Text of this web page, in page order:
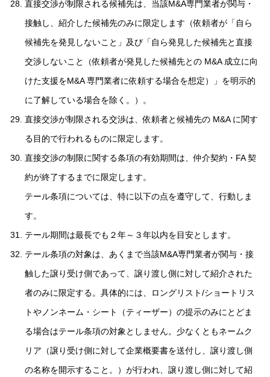
直接交渉が制限される候補先は、当該M&A専門業者が関与・
接触し、紹介した候補先のみに限定します（依頼者が「自ら
候補先を発見しないこと」及び「自ら発見した候補先と直接
交渉しないこと（依頼者が発見した候補先との M&A 成立に向
けた支援をM&A 専門業者に依頼する場合を想定）」を明示的
に了解している場合を除く。）。
直接交渉が制限される交渉は、依頼者と候補先の M&A に関す
る目的で行われるものに限定します。
直接交渉の制限に関する条項の有効期間は、仲介契約・FA 契
約が終了するまでに限定します。
テール条項については、特に以下の点を遵守して、行動しま
す。
テール期間は最長でも２年～３年以内を目安とします。
テール条項の対象は、あくまで当該M&A専門業者が関与・接
触した譲り受け側であって、譲り渡し側に対して紹介された
者のみに限定する。具体的には、ロングリスト/ショートリス
トやノンネーム・シート（ティーザー）の提示のみにとどま
る場合はテール条項の対象としません。少なくともネームク
リア（譲り受け側に対して企業概要書を送付し、譲り渡し側
の名称を開示すること。）が行われ、譲り渡し側に対して紹